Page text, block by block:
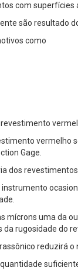
com superfícies
são resultado
como
vermelho
Gage.
dos
mícrons uma da
rugosidade do
reduzirá